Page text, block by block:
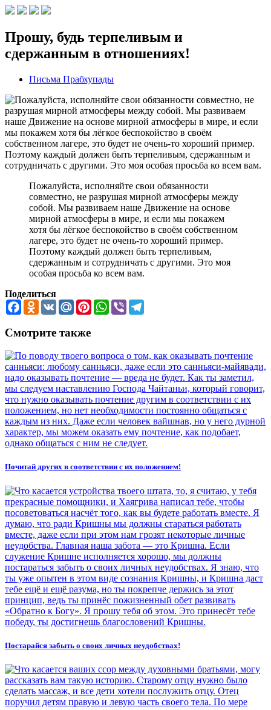
Прошу, будь терпеливым и
сдержанным в отношениях!
Письма Прабхупады
Пожалуйста, исполняйте свои обязанности
совместно, не разрушая мирной атмосферы между
собой. Мы развиваем наше Движение на основе
мирной атмосферы в мире, и если мы покажем
хотя бы лёгкое беспокойство в своём собственном
лагере, это будет не очень-то хороший пример.
Поэтому каждый должен быть терпеливым,
сдержанным и сотрудничать с другими. Это моя
особая просьба ко всем вам.
Поделиться
FacebookOdnoklassniki
VK Mail.RuPinterestWhatsApp
Viber
Смотрите также
Почитай других в соответствии с их положением!
Постарайся забыть о своих личных неудобствах!